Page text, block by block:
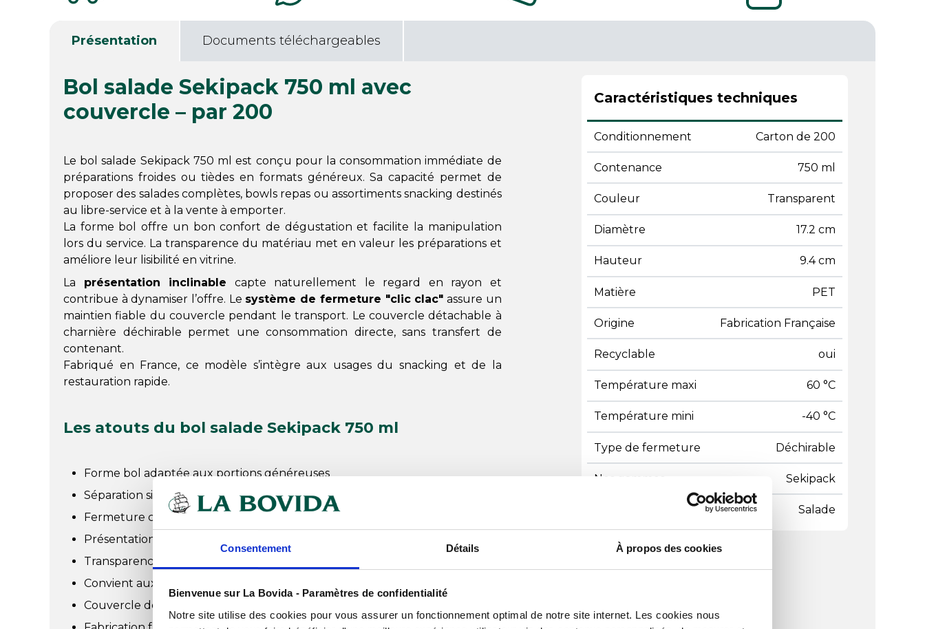
Consentement Détails À propos des cookies
Bienvenue sur La Bovida - Paramètres de confidentialité
Notre site utilise des cookies pour vous assurer un fonctionnement optimal de notre site internet. Les cookies nous
Présentation Documents téléchargeables
Bol salade Sekipack 750 ml avec
couvercle – par 200
Le bol salade Sekipack 750 ml est conçu pour la consommation immédiate de
préparations froides ou tièdes en formats généreux. Sa capacité permet de
proposer des salades complètes, bowls repas ou assortiments snacking destinés
au libre-service et à la vente à emporter.
La forme bol offre un bon confort de dégustation et facilite la manipulation
lors du service. La transparence du matériau met en valeur les préparations et
améliore leur lisibilité en vitrine.
La présentation inclinable capte naturellement le regard en rayon et
contribue à dynamiser l’offre. Le système de fermeture "clic clac" assure un
maintien fiable du couvercle pendant le transport. Le couvercle détachable à
charnière déchirable permet une consommation directe, sans transfert de
contenant.
Fabriqué en France, ce modèle s’intègre aux usages du snacking et de la
restauration rapide.
Les atouts du bol salade Sekipack 750 ml
Forme bol adaptée aux portions généreuses
Séparation simple du couvercle pour dégustation
Fermeture clic clac fiable au transport
Présentation inclinable valorisante en vitrine
Transparence pour lecture immédiate du contenu
Convient aux aliments froids ou tièdes
Couvercle détachable à charnière déchirable
Caractéristiques techniques
Conditionnement Carton de 200
Contenance 750 ml
Couleur Transparent
Diamètre 17.2 cm
Hauteur 9.4 cm
Matière PET
Origine Fabrication Française
Recyclable oui
Température maxi 60 °C
Température mini -40 °C
Type de fermeture Déchirable
Nos gammes Sekipack
Salade